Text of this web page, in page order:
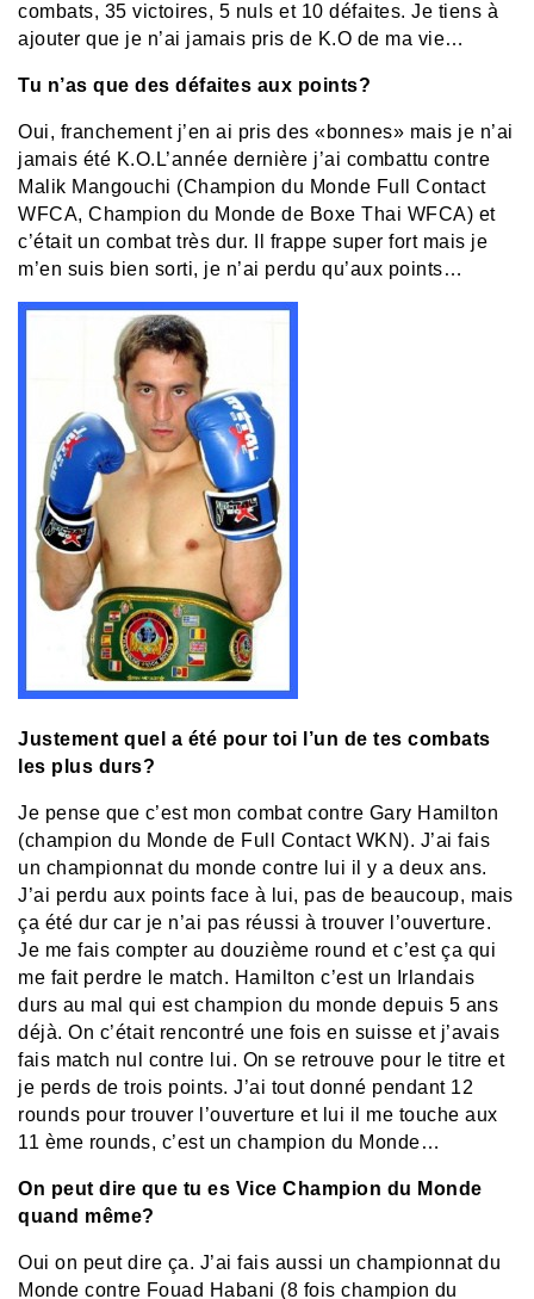
combats, 35 victoires, 5 nuls et 10 défaites. Je tiens à
ajouter que je n’ai jamais pris de K.O de ma vie…
Tu n’as que des défaites aux points?
Oui, franchement j’en ai pris des «bonnes» mais je n’ai
jamais été K.O.L’année dernière j’ai combattu contre
Malik Mangouchi (Champion du Monde Full Contact
WFCA, Champion du Monde de Boxe Thai WFCA) et
c’était un combat très dur. Il frappe super fort mais je
m’en suis bien sorti, je n’ai perdu qu’aux points…
Justement quel a été pour toi l’un de tes combats
les plus durs?
Je pense que c’est mon combat contre Gary Hamilton
(champion du Monde de Full Contact WKN). J’ai fais
un championnat du monde contre lui il y a deux ans.
J’ai perdu aux points face à lui, pas de beaucoup, mais
ça été dur car je n’ai pas réussi à trouver l’ouverture.
Je me fais compter au douzième round et c’est ça qui
me fait perdre le match. Hamilton c’est un Irlandais
durs au mal qui est champion du monde depuis 5 ans
déjà. On c’était rencontré une fois en suisse et j’avais
fais match nul contre lui. On se retrouve pour le titre et
je perds de trois points. J’ai tout donné pendant 12
rounds pour trouver l’ouverture et lui il me touche aux
11 ème rounds, c’est un champion du Monde…
On peut dire que tu es Vice Champion du Monde
quand même?
Oui on peut dire ça. J’ai fais aussi un championnat du
Monde contre Fouad Habani (8 fois champion du